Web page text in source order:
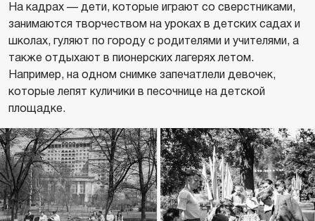
На кадрах — дети, которые играют со сверстниками,
занимаются творчеством на уроках в детских садах и
школах, гуляют по городу с родителями и учителями, а
также отдыхают в пионерских лагерях летом.
Например, на одном снимке запечатлели девочек,
которые лепят куличики в песочнице на детской
площадке.